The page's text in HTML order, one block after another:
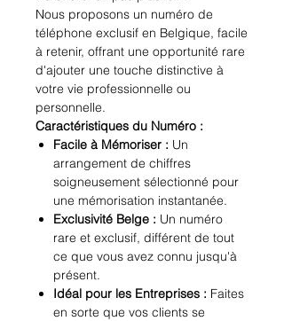
Nous proposons un numéro de
téléphone exclusif en Belgique, facile
à retenir, offrant une opportunité rare
d'ajouter une touche distinctive à
votre vie professionnelle ou
personnelle.
Caractéristiques du Numéro :
Facile à Mémoriser : Un
arrangement de chiffres
soigneusement sélectionné pour
une mémorisation instantanée.
Exclusivité Belge : Un numéro
rare et exclusif, différent de tout
ce que vous avez connu jusqu'à
présent.
Idéal pour les Entreprises : Faites
en sorte que vos clients se